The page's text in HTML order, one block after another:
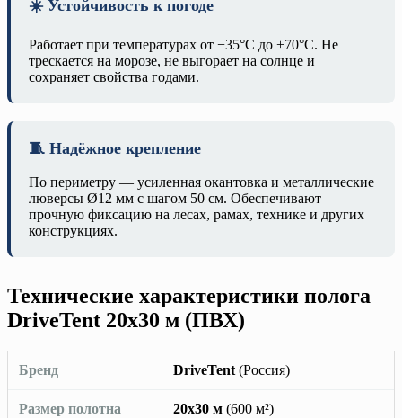
☀️ Устойчивость к погоде
Работает при температурах от −35°C до +70°C. Не
трескается на морозе, не выгорает на солнце и
сохраняет свойства годами.
🧵 Надёжное крепление
По периметру — усиленная окантовка и металлические
люверсы Ø12 мм с шагом 50 см. Обеспечивают
прочную фиксацию на лесах, рамах, технике и других
конструкциях.
Технические характеристики полога
DriveTent 20х30 м (ПВХ)
Бренд DriveTent (Россия)
Размер полотна 20х30 м (600 м²)